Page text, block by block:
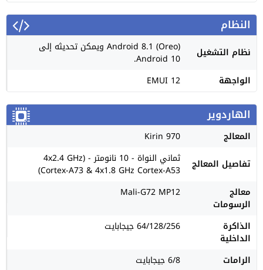
النظام
نظام التشغيل Android 8.1 (Oreo) ويمكن تحديثه إلى
Android 10.
الواجهة
EMUI 12
الهاردوير
المعالج
Kirin 970
تفاصيل المعالج
ثماني النواة - 10 نانومتر - (4x2.4 GHz
Cortex-A73 & 4x1.8 GHz Cortex-A53)
معالج
الرسومات
Mali-G72 MP12
الذاكرة
الداخلية
64/128/256 جيجابايت
الرامات
6/8 جيجابايت